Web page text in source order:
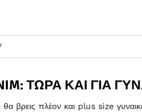
ΤΏΡΑ ΚΑΙ ΓΙΑ
βρεις πλέον και plus size